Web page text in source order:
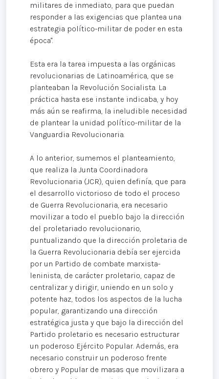
militares de inmediato, para que puedan
responder a las exigencias que plantea una
estrategia político-militar de poder en esta
época".
Esta era la tarea impuesta a las orgánicas
revolucionarias de Latinoamérica, que se
planteaban la Revolución Socialista. La
práctica hasta ese instante indicaba, y hoy
más aún se reafirma, la ineludible necesidad
de plantear la unidad político-militar de la
Vanguardia Revolucionaria.
A lo anterior, sumemos el planteamiento,
que realiza la Junta Coordinadora
Revolucionaria (JCR), quien definía, que para
el desarrollo victorioso de todo el proceso
de Guerra Revolucionaria, era necesario
movilizar a todo el pueblo bajo la dirección
del proletariado revolucionario,
puntualizando que la dirección proletaria de
la Guerra Revolucionaria debía ser ejercida
por un Partido de combate marxista-
leninista, de carácter proletario, capaz de
centralizar y dirigir, uniendo en un solo y
potente haz, todos los aspectos de la lucha
popular, garantizando una dirección
estratégica justa y que bajo la dirección del
Partido proletario es necesario estructurar
un poderoso Ejército Popular. Además, era
necesario construir un poderoso frente
obrero y Popular de masas que movilizara a